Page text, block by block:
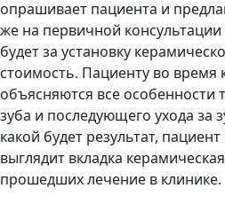
опрашивает пациента и
же на первичной консультации
будет за установку
стоимость. Пациенту во время
объясняются все особенности
зуба и последующего ухода за
какой будет результат,
выглядит вкладка
прошедших лечение в клинике.